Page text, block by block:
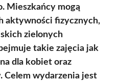
Mieszkańcy mogą
aktywności fizycznych,
zielonych
takie zajęcia jak
dla kobiet oraz
Celem wydarzenia jest